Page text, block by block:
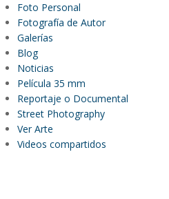
Foto Personal
Fotografía de Autor
Galerías
Blog
Noticias
Película 35 mm
Reportaje o Documental
Street Photography
Ver Arte
Videos compartidos